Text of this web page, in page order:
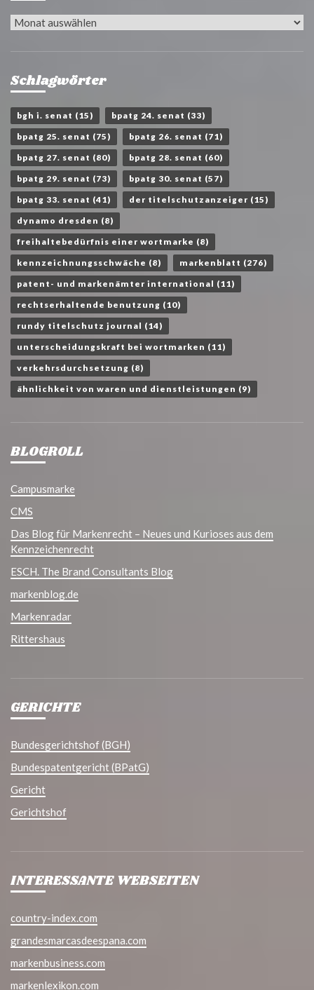
Archiv
Schlagwörter
bgh i. senat (15) bpatg 24. senat (33)
bpatg 25. senat (75) bpatg 26. senat (71)
bpatg 27. senat (80) bpatg 28. senat (60)
bpatg 29. senat (73) bpatg 30. senat (57)
bpatg 33. senat (41) der titelschutzanzeiger (15)
dynamo dresden (8)
freihaltebedürfnis einer wortmarke (8)
kennzeichnungsschwäche (8) markenblatt (276)
patent- und markenämter international (11)
rechtserhaltende benutzung (10)
rundy titelschutz journal (14)
unterscheidungskraft bei wortmarken (11)
verkehrsdurchsetzung (8)
ähnlichkeit von waren und dienstleistungen (9)
BLOGROLL
Campusmarke
CMS
Das Blog für Markenrecht – Neues und Kurioses aus dem
Kennzeichenrecht
ESCH. The Brand Consultants Blog
markenblog.de
Markenradar
Rittershaus
GERICHTE
Bundesgerichtshof (BGH)
Bundespatentgericht (BPatG)
Gericht
Gerichtshof
INTERESSANTE WEBSEITEN
country-index.com
grandesmarcasdeespana.com
markenbusiness.com
markenlexikon.com